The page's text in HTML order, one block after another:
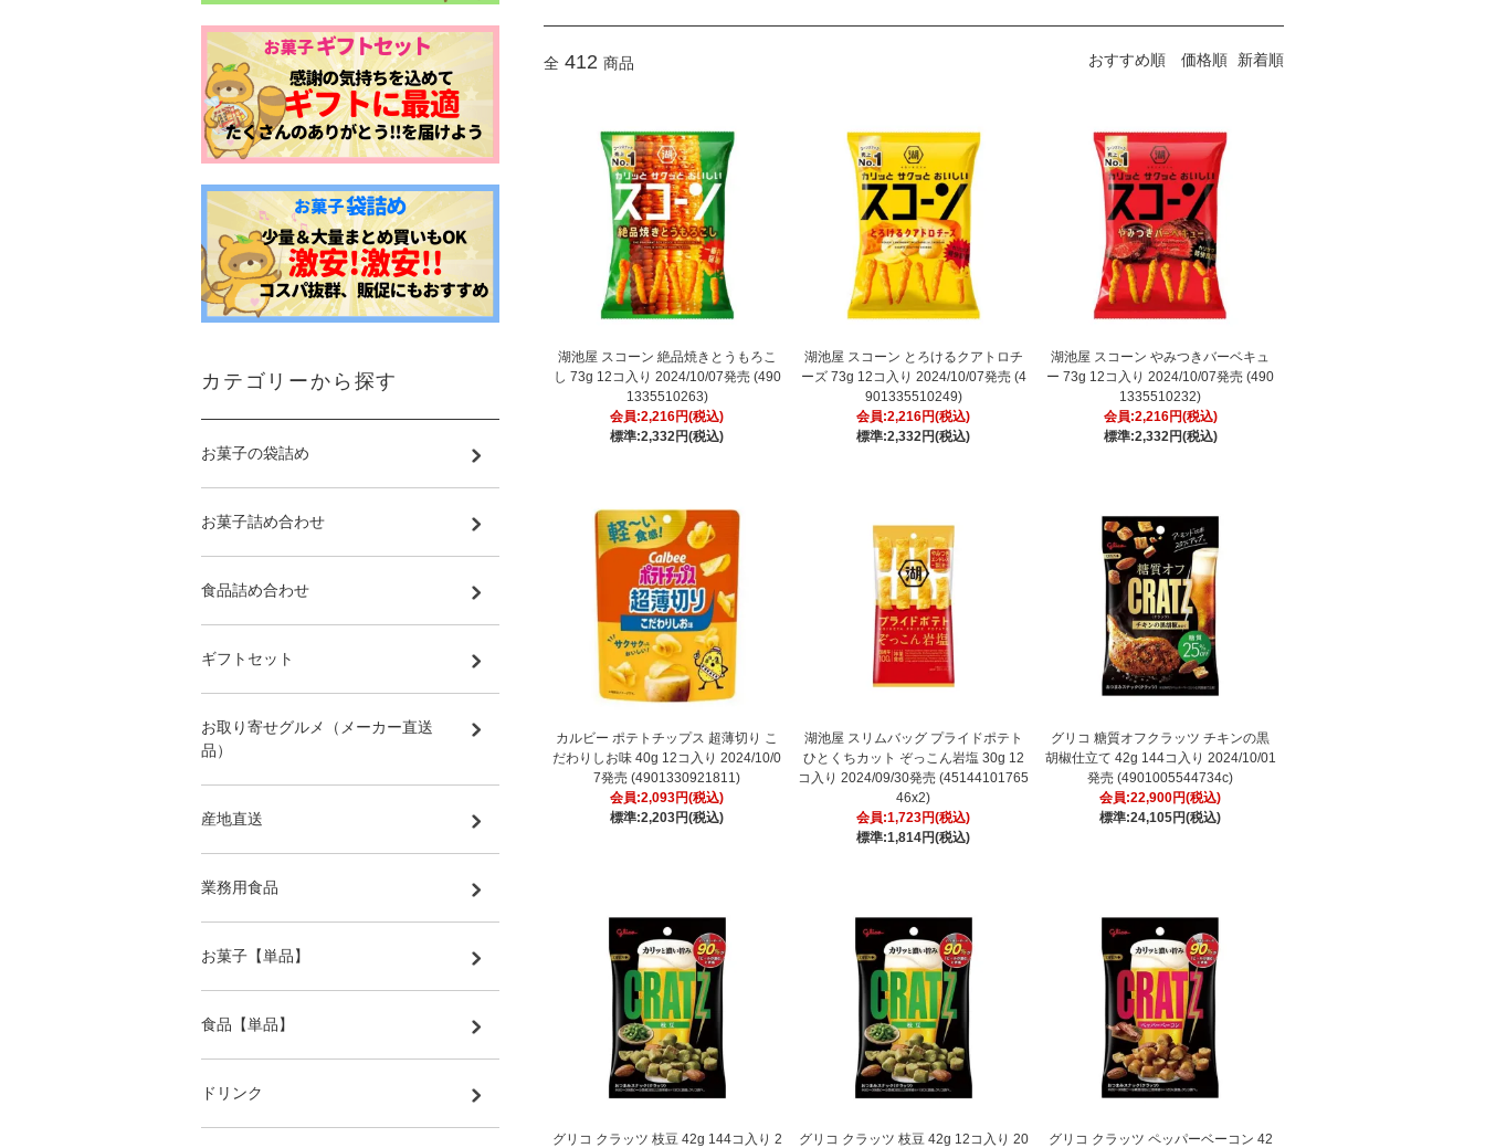
全 412 商品 おすすめ順 価格順 新着順
湖池屋 スコーン 絶品焼きとうもろこ
し 73g 12コ入り 2024/10/07発売 (490
1335510263)
会員:2,216円(税込)
標準:2,332円(税込)
湖池屋 スコーン とろけるクアトロチ
ーズ 73g 12コ入り 2024/10/07発売 (4
901335510249)
会員:2,216円(税込)
標準:2,332円(税込)
湖池屋 スコーン やみつきバーベキュ
ー 73g 12コ入り 2024/10/07発売 (490
1335510232)
会員:2,216円(税込)
標準:2,332円(税込)
カルビー ポテトチップス 超薄切り こ
だわりしお味 40g 12コ入り 2024/10/0
7発売 (4901330921811)
会員:2,093円(税込)
標準:2,203円(税込)
湖池屋 スリムバッグ プライドポテト
ひとくちカット ぞっこん岩塩 30g 12
コ入り 2024/09/30発売 (45144101765
46x2)
会員:1,723円(税込)
標準:1,814円(税込)
グリコ 糖質オフクラッツ チキンの黒
胡椒仕立て 42g 144コ入り 2024/10/01
発売 (4901005544734c)
会員:22,900円(税込)
標準:24,105円(税込)
グリコ クラッツ 枝豆 42g 144コ入り 2
グリコ クラッツ 枝豆 42g 12コ入り 20
グリコ クラッツ ペッパーベーコン 42
カテゴリーから探す
お菓子の袋詰め
お菓子詰め合わせ
食品詰め合わせ
ギフトセット
お取り寄せグルメ（メーカー直送
品）
産地直送
業務用食品
お菓子【単品】
食品【単品】
ドリンク